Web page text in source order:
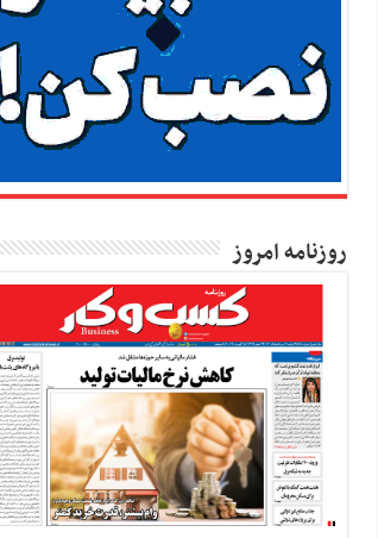
روزنامه امروز